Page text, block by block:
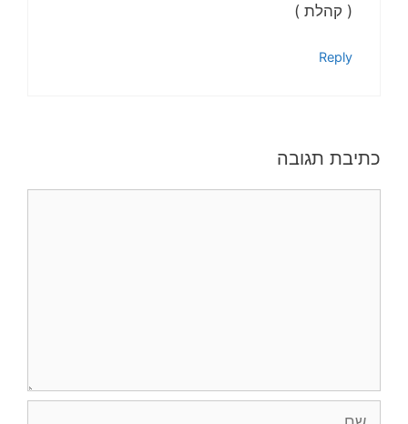
( קהלת )
Reply
כתיבת תגובה